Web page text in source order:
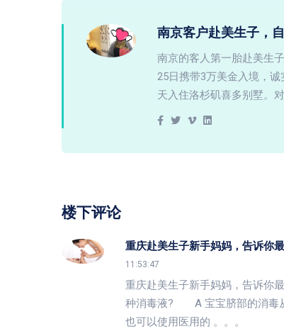
南京客户赴美生子，
南京的客人第一胎赴美生
25日携带3万美金入境，
天入住洛杉矶喜多别墅。
楼下评论
重庆赴美生子新手妈妈，告诉你
11:53:47
重庆赴美生子新手妈妈，告诉你
种消毒液? A 宝宝脐部的消毒从
也可以使用医用的 。。。